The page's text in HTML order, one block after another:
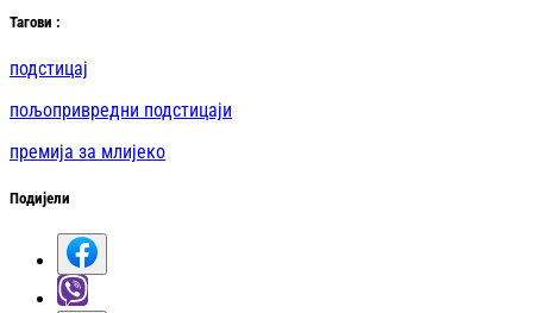
Тагови :
подстицај
пољопривредни подстицаји
премија за млијеко
Подијели